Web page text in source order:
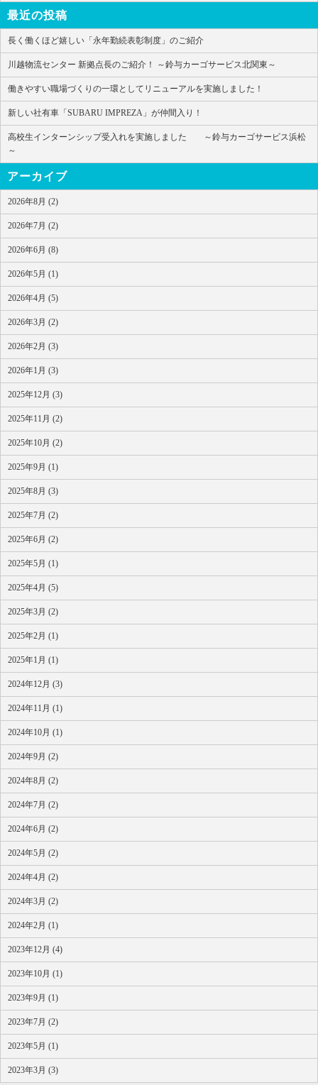
最近の投稿
長く働くほど嬉しい「永年勤続表彰制度」のご紹介
川越物流センター 新拠点長のご紹介！ ～鈴与カーゴサービス北関東～
働きやすい職場づくりの一環としてリニューアルを実施しました！
新しい社有車「SUBARU IMPREZA」が仲間入り！
高校生インターンシップ受入れを実施しました ～鈴与カーゴサービス浜松
～
アーカイブ
2026年8月 (2)
2026年7月 (2)
2026年6月 (8)
2026年5月 (1)
2026年4月 (5)
2026年3月 (2)
2026年2月 (3)
2026年1月 (3)
2025年12月 (3)
2025年11月 (2)
2025年10月 (2)
2025年9月 (1)
2025年8月 (3)
2025年7月 (2)
2025年6月 (2)
2025年5月 (1)
2025年4月 (5)
2025年3月 (2)
2025年2月 (1)
2025年1月 (1)
2024年12月 (3)
2024年11月 (1)
2024年10月 (1)
2024年9月 (2)
2024年8月 (2)
2024年7月 (2)
2024年6月 (2)
2024年5月 (2)
2024年4月 (2)
2024年3月 (2)
2024年2月 (1)
2023年12月 (4)
2023年10月 (1)
2023年9月 (1)
2023年7月 (2)
2023年5月 (1)
2023年3月 (3)